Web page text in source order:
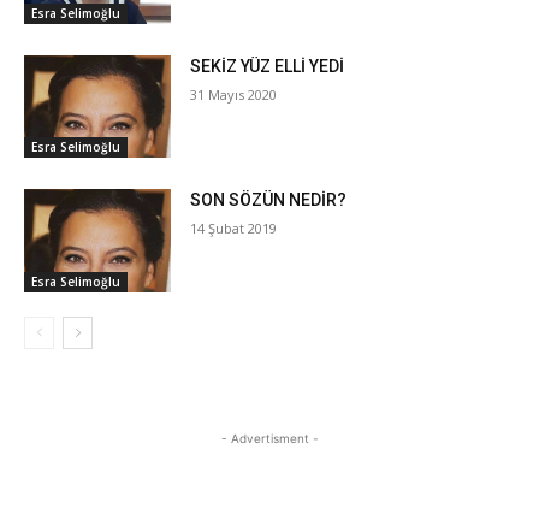
Esra Selimoğlu
Esra Selimoğlu
SEKİZ YÜZ ELLİ YEDİ
31 Mayıs 2020
Esra Selimoğlu
SON SÖZÜN NEDİR?
14 Şubat 2019
- Advertisment -